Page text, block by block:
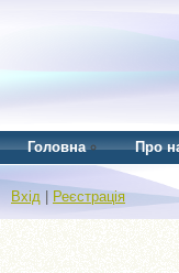
Головна Про
Вхід Реєстрація